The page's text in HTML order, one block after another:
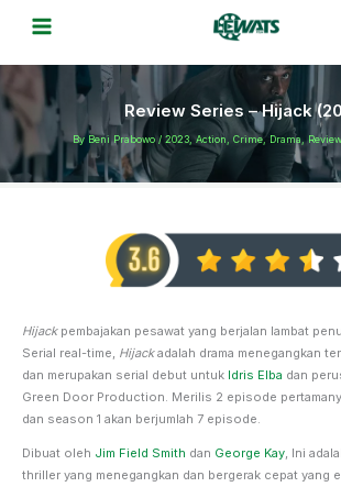
Review Series – Hijack
By Beni Prabowo / 2023,Action Crime, Drama Review,
Hijackpembajakan pesawat yang berjalan lambat
Serial real-time, Hijackadalah drama menegangkan
dan merupakan serial debut untuk Idris Elba dan
Green Door Production. Merilis 2 episode
dan season 1 akan berjumlah 7 episode.
Dibuat oleh Jim Field Smith dan George Kay , Ini
thriller yang menegangkan dan bergerak cepat yang